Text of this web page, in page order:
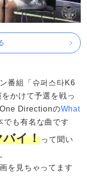
番組「슈퍼스타K6
かけて予選を戦っ
DirectionのWhat
でも有名な曲です
バイ！って聞い
を見ちゃってます